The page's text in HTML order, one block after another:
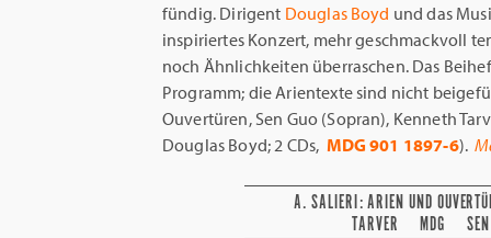
fündig. Dirigent Douglas Boyd und das
inspiriertes Konzert, mehr geschmackvoll
noch Ähnlichkeiten überraschen. Das
Programm; die Arientexte sind nicht
Ouvertüren, Sen Guo (Sopran), Kenneth
Douglas Boyd; 2 CDs, MDG 901 1897-6).
A. SALIERI: ARIEN UND
TARVER
MDG